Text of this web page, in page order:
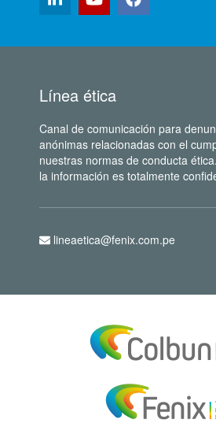
Línea ética
Canal de comunicación para
anónimas relacionadas con el
nuestras normas de conducta
la información es totalmente
lineaetica@fenix.com.pe